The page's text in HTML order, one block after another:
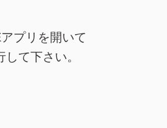
プリを開いて
して下さい。